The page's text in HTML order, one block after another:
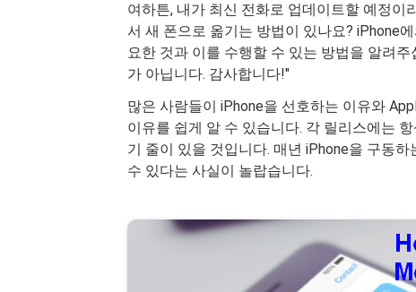
여하튼, 내가 최신 전화로 업데이트할 예정이
서 새 폰으로 옮기는 방법이 있나요? iPhone
요한 것과 이를 수행할 수 있는 방법을 알려
가 아닙니다. 감사합니다!"
많은 사람들이 iPhone을 선호하는 이유와
이유를 쉽게 알 수 있습니다. 각 릴리스에는
기 줄이 있을 것입니다. 매년 iPhone을 구동
수 있다는 사실이 놀랍습니다.